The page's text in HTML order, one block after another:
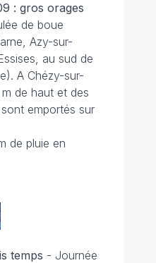
: gros orages
de boue
Azy-sur-
au sud de
A Chézy-sur-
de haut et des
emportés sur
de pluie en
temps - Journée